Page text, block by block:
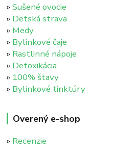
»Sušené ovocie
» Detská strava
» Medy
» Bylinkové čaje
» Rastlinné nápoje
» Detoxikácia
» 100% štavy
» Bylinkové tinktúry
Overený e-shop
» Recenzie